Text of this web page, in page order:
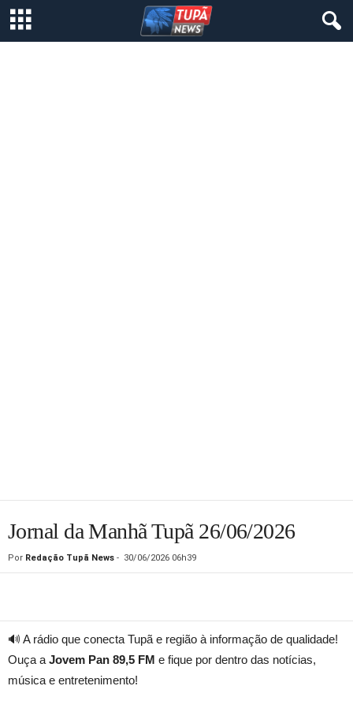
Jornal da Manhã Tupã 26/06/2026
Por Redação Tupã News - 30/06/2026 06h39
🔊 A rádio que conecta Tupã e região à informação de qualidade!
Ouça a Jovem Pan 89,5 FM e fique por dentro das notícias,
música e entretenimento!